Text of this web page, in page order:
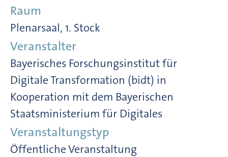
Raum
Plenarsaal, 1. Stock
Veranstalter
Bayerisches Forschungsinstitut für
Digitale Transformation (bidt) in
Kooperation mit dem Bayerischen
Staatsministerium für Digitales
Veranstaltungstyp
Öffentliche Veranstaltung